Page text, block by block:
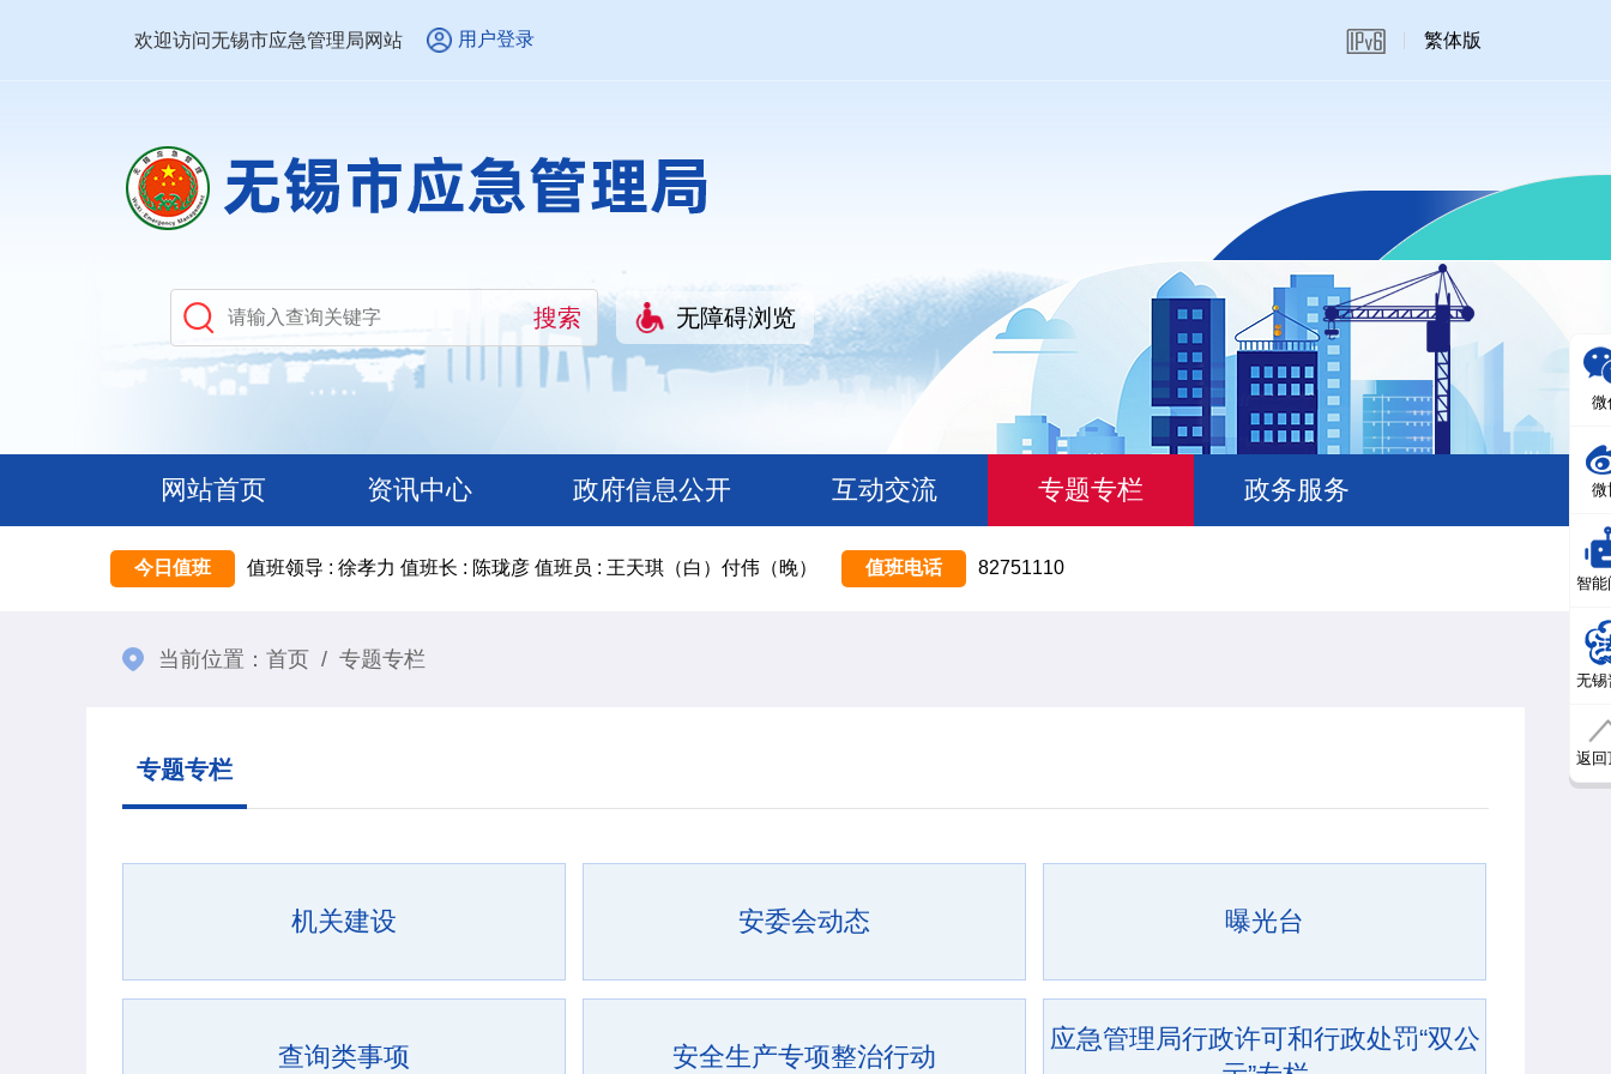
欢迎访问无锡市应急管理局网站 用户登录 繁体版
无障碍浏览
网站首页 资讯中心 政府信息公开 互动交流 专题专栏 政务服务
今日值班 值班领导 : 徐孝力 值班长 : 陈珑彦 值班员 : 王天琪（白）付伟（晚） 值班电话 82751110
当前位置： 首页 / 专题专栏
专题专栏
机关建设 安委会动态 曝光台
查询类事项 安全生产专项整治行动
应急管理局行政许可和行政处罚“双公
微
微
智能
无锡
返回